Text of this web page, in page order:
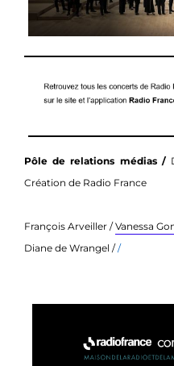
Pôle de relations médias /
Création de Radio France
François Arveiller /Vanessa
Diane de Wrangel //